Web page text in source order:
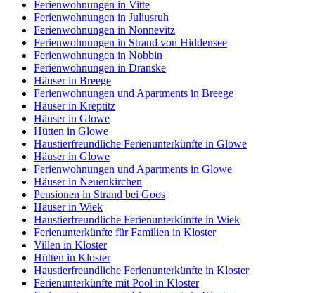
Ferienwohnungen in Vitte
Ferienwohnungen in Juliusruh
Ferienwohnungen in Nonnevitz
Ferienwohnungen in Strand von Hiddensee
Ferienwohnungen in Nobbin
Ferienwohnungen in Dranske
Häuser in Breege
Ferienwohnungen und Apartments in Breege
Häuser in Kreptitz
Häuser in Glowe
Hütten in Glowe
Haustierfreundliche Ferienunterkünfte in Glowe
Häuser in Glowe
Ferienwohnungen und Apartments in Glowe
Häuser in Neuenkirchen
Pensionen in Strand bei Goos
Häuser in Wiek
Haustierfreundliche Ferienunterkünfte in Wiek
Ferienunterkünfte für Familien in Kloster
Villen in Kloster
Hütten in Kloster
Haustierfreundliche Ferienunterkünfte in Kloster
Ferienunterkünfte mit Pool in Kloster